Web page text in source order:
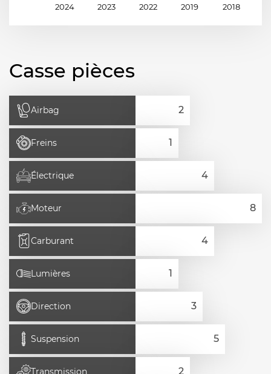
2024 2023 2022 2019 2018
Casse pièces
Airbag
Freins
Électrique
Moteur
Carburant
Lumières
Direction
Suspension
Transmission